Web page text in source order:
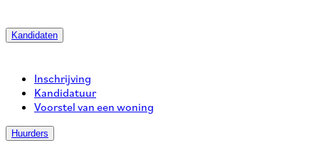
Kandidaten
Inschrijving
Kandidatuur
Voorstel van een woning
Huurders